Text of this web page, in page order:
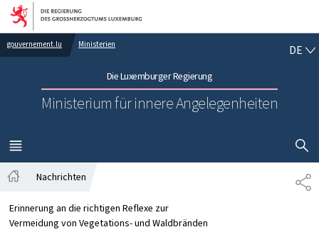
Zur Hauptnavigation
Zum Inhalt
gouvernement.lu Ministerien
Die Luxemburger Regierung
Ministerium für innere Angelegenheiten
DE
MENÜ
HAUPT-
Nachrichten
Erinnerung an die richtigen Reflexe zur
Vermeidung von Vegetations- und Waldbränden